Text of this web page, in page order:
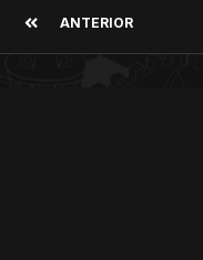
ANTERIOR